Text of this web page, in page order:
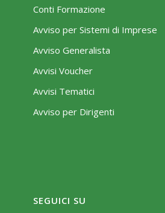
Conti Formazione
Avviso per Sistemi di Imprese
Avviso Generalista
Avvisi Voucher
Avvisi Tematici
Avviso per Dirigenti
SEGUICI SU